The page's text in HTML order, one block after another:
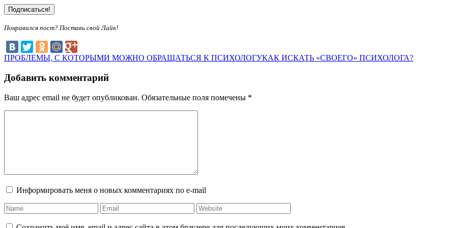
Понравился пост? Поставь свой Лайк!
ПРОБЛЕМЫ, С КОТОРЫМИ МОЖНО ОБРАЩАТЬСЯ К ПСИХОЛОГУКАК ИСКАТЬ «СВОЕГО» ПСИХОЛОГА?
Добавить комментарий
Ваш адрес email не будет опубликован. Обязательные поля помечены *
Информировать меня о новых комментариях по e-mail